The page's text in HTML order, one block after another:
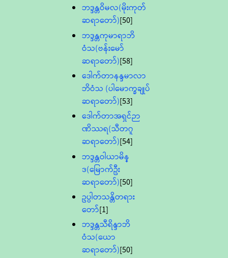
ဘဒ္ဒန္တဝိမလ(မိုးကုတ်
ဆရာတော်)[50]
ဘဒ္ဒန္တကုမာရာဘိ
ဝံသ(ဗန်းမော်
ဆရာတော်)[58]
ဒေါက်တာနန္ဒမာလာ
ဘိဝံသ (ပါမောက္ခချုပ်
ဆရာတော်)[53]
ဒေါက်တာအရှင်ဉာ
ဏိဿရ(သီတဂူ
ဆရာတော်)[54]
ဘဒ္ဒန္တဝါယာမိန္
ဒ(မြောက်ဦး
ဆရာတော်)[50]
ဥပ္ပါတသန္တိတရား
တော်[1]
ဘဒ္ဒန္တသီရိန္ဒာဘိ
ဝံသ(ယော
ဆရာတော်)[50]